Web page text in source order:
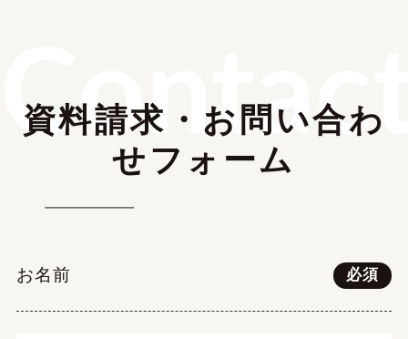
資料請求・お問い合わ
せフォーム
お名前 必須